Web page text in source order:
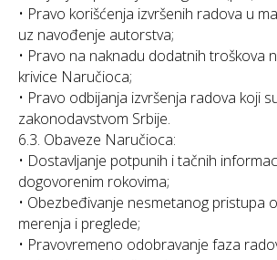
• Pravo korišćenja izvršenih radova u
uz navođenje autorstva;
• Pravo na naknadu dodatnih troškova
krivice Naručioca;
• Pravo odbijanja izvršenja radova koji
zakonodavstvom Srbije.
6.3. Obaveze Naručioca:
• Dostavljanje potpunih i tačnih
dogovorenim rokovima;
• Obezbeđivanje nesmetanog pristupa
merenja i preglede;
• Pravovremeno odobravanje faza